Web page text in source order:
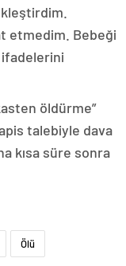
etmedim. Bebeği
öldürme”
talebiyle dava
kısa süre sonra
Ölü